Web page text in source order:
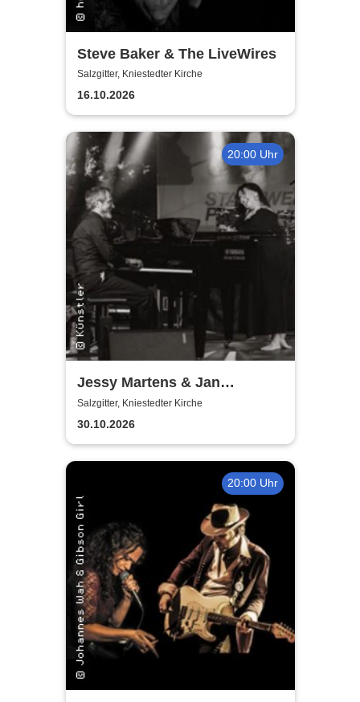
Steve Baker & The LiveWires
Salzgitter, Kniestedter Kirche
16.10.2026
20:00 Uhr
Jessy Martens & Jan
Fischer's Blues Support
Salzgitter, Kniestedter Kirche
30.10.2026
20:00 Uhr